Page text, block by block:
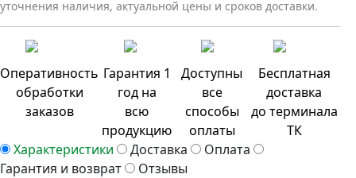
уточнения наличия, актуальной цены и сроков доставки.
Оперативность
обработки
заказов
Гарантия 1
год на
всю
продукцию
Доступны
все
способы
оплаты
Бесплатная
доставка
до терминала
ТК
Характеристики
Доставка
Оплата
Гарантия и возврат
Отзывы